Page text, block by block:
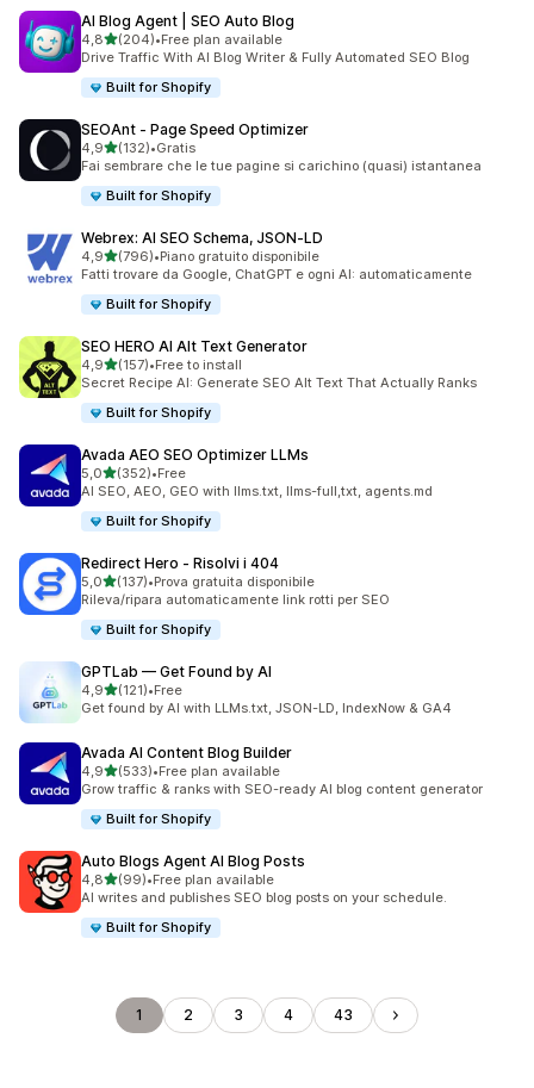
AI Blog Agent | SEO Auto Blog
4,8stelle su 5
(204)
204 recensioni totali
•Free plan available
Drive Traffic With AI Blog Writer & Fully Automated SEO Blog
Built for Shopify
SEOAnt ‑ Page Speed Optimizer
4,9stelle su 5
(132)
132 recensioni totali
•Gratis
Fai sembrare che le tue pagine si carichino (quasi) istantanea
Built for Shopify
Webrex: AI SEO Schema, JSON‑LD
4,9stelle su 5
(796)
796 recensioni totali
•Piano gratuito disponibile
Fatti trovare da Google, ChatGPT e ogni AI: automaticamente
Built for Shopify
SEO HERO AI Alt Text Generator
4,9stelle su 5
(157)
157 recensioni totali
•Free to install
Secret Recipe AI: Generate SEO Alt Text That Actually Ranks
Built for Shopify
Avada AEO SEO Optimizer LLMs
5,0stelle su 5
(352)
352 recensioni totali
•Free
AI SEO, AEO, GEO with llms.txt, llms-full,txt, agents.md
Built for Shopify
Redirect Hero ‑ Risolvi i 404
5,0stelle su 5
(137)
137 recensioni totali
•Prova gratuita disponibile
Rileva/ripara automaticamente link rotti per SEO
Built for Shopify
GPTLab — Get Found by AI
4,9stelle su 5
(121)
121 recensioni totali
•Free
Get found by AI with LLMs.txt, JSON-LD, IndexNow & GA4
Avada AI Content Blog Builder
4,9stelle su 5
(533)
533 recensioni totali
•Free plan available
Grow traffic & ranks with SEO-ready AI blog content generator
Built for Shopify
Auto Blogs Agent AI Blog Posts
4,8stelle su 5
(99)
99 recensioni totali
•Free plan available
AI writes and publishes SEO blog posts on your schedule.
Built for Shopify
1 2 3 4 43